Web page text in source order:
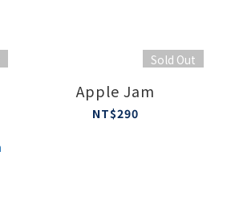
Sold Out
Apple Jam
NT$290